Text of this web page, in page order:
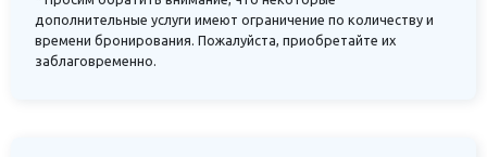
дополнительные услуги имеют ограничение по количеству и
времени бронирования. Пожалуйста, приобретайте их
заблаговременно.